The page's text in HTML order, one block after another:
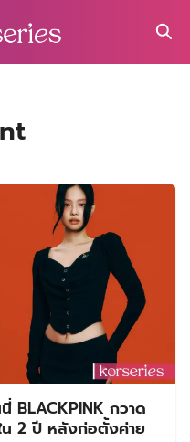
BLACKPINK กวาด
น 2 ปี หลังก่อตั้งค่าย